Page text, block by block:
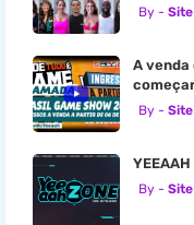
Site
A venda
Site
YEEAAH
Site